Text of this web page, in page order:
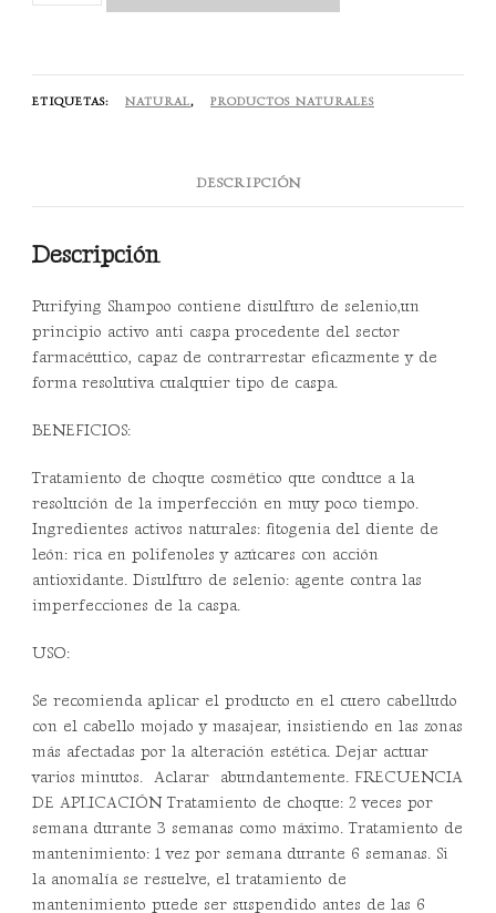
ETIQUETAS: NATURAL, PRODUCTOS NATURALES
DESCRIPCIÓN
Descripción
Purifying Shampoo contiene disulfuro de selenio,un
principio activo anti caspa procedente del sector
farmacéutico, capaz de contrarrestar eficazmente y de
forma resolutiva cualquier tipo de caspa.
BENEFICIOS:
Tratamiento de choque cosmético que conduce a la
resolución de la imperfección en muy poco tiempo.
Ingredientes activos naturales: fitogenia del diente de
león: rica en polifenoles y azúcares con acción
antioxidante. Disulfuro de selenio: agente contra las
imperfecciones de la caspa.
USO:
Se recomienda aplicar el producto en el cuero cabelludo
con el cabello mojado y masajear, insistiendo en las zonas
más afectadas por la alteración estética. Dejar actuar
varios minutos. Aclarar abundantemente. FRECUENCIA
DE APLICACIÓN Tratamiento de choque: 2 veces por
semana durante 3 semanas como máximo. Tratamiento de
mantenimiento: 1 vez por semana durante 6 semanas. Si
la anomalía se resuelve, el tratamiento de
mantenimiento puede ser suspendido antes de las 6